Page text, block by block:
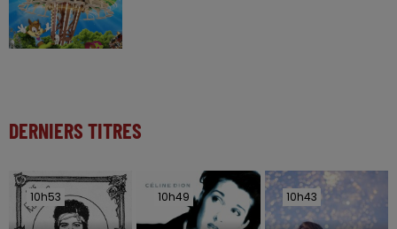
DERNIERS TITRES
10h53
10h53 10h49
10h49 10h43
10h43